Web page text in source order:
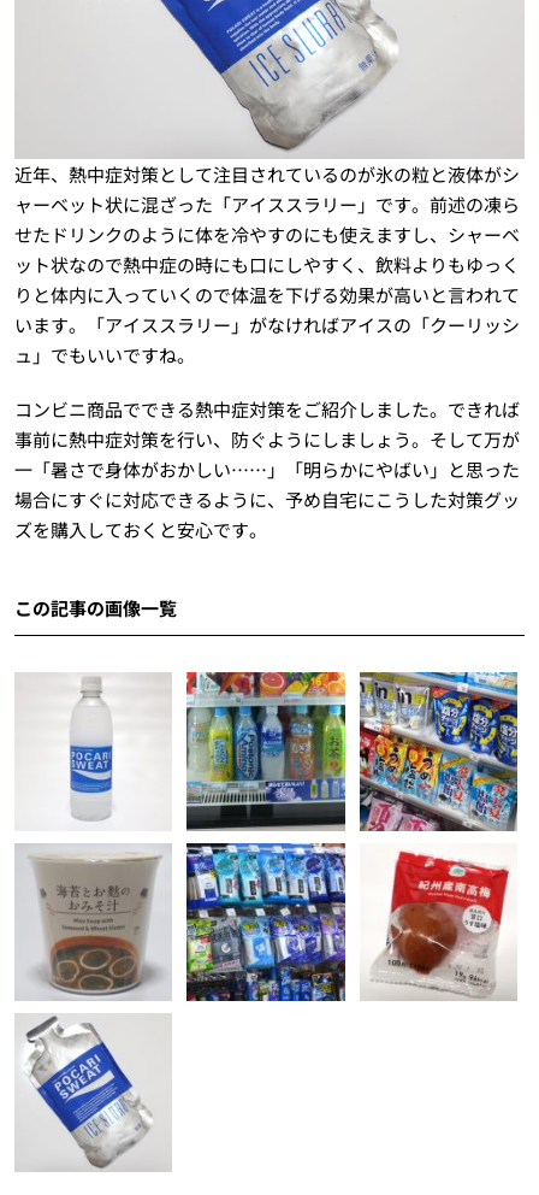
近年、熱中症対策として注目されているのが氷の粒と液体がシ
ャーベット状に混ざった「アイススラリー」です。前述の凍ら
せたドリンクのように体を冷やすのにも使えますし、シャーベ
ット状なので熱中症の時にも口にしやすく、飲料よりもゆっく
りと体内に入っていくので体温を下げる効果が高いと言われて
います。「アイススラリー」がなければアイスの「クーリッシ
ュ」でもいいですね。
コンビニ商品でできる熱中症対策をご紹介しました。できれば
事前に熱中症対策を行い、防ぐようにしましょう。そして万が
一「暑さで身体がおかしい……」「明らかにやばい」と思った
場合にすぐに対応できるように、予め自宅にこうした対策グッ
ズを購入しておくと安心です。
この記事の画像一覧